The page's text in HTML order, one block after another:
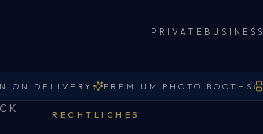
PRIVATE BUSINESS
ON DELIVERY PREMIUM PHOTO BOOTHS
RECHTLICHES